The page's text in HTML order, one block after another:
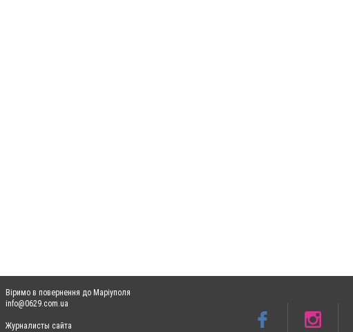
Віримо в повернення до Маріуполя
info@0629.com.ua
Журналисты сайта